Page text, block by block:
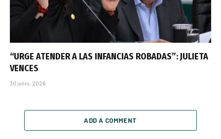
“URGE ATENDER A LAS INFANCIAS ROBADAS”: JULIETA
VENCES
30 junio, 2026
ADD A COMMENT